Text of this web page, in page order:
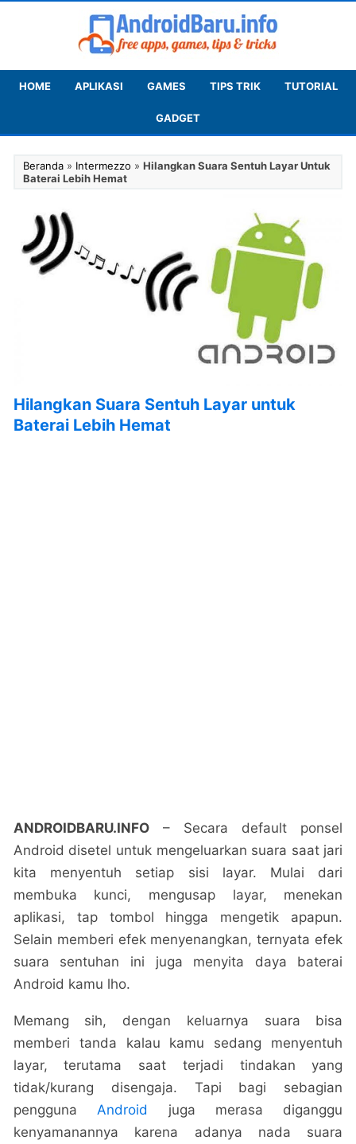
HOME APLIKASI GAMES TIPS TRIK TUTORIAL
GADGET
Beranda» Intermezzo » Hilangkan Suara Sentuh Layar Untuk
Baterai Lebih Hemat
Hilangkan Suara Sentuh Layar untuk
Baterai Lebih Hemat
ANDROIDBARU.INFO– Secara default ponsel
Android disetel untuk mengeluarkan suara saat jari
kita menyentuh setiap sisi layar. Mulai dari
membuka kunci, mengusap layar, menekan
aplikasi, tap tombol hingga mengetik apapun.
Selain memberi efek menyenangkan, ternyata efek
suara sentuhan ini juga menyita daya baterai
Android kamu lho.
Memang sih, dengan keluarnya suara bisa
memberi tanda kalau kamu sedang menyentuh
layar, terutama saat terjadi tindakan yang
tidak/kurang disengaja. Tapi bagi sebagian
penggunaAndroid
juga merasa diganggu
kenyamanannya karena adanya nada suara